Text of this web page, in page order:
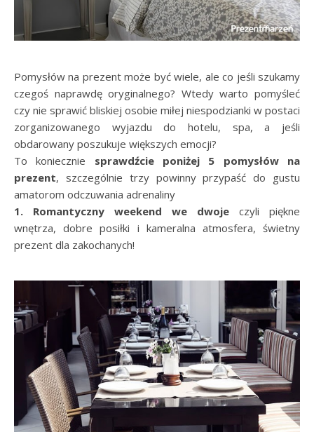
Pomysłów na prezent może być wiele, ale co jeśli szukamy
czegoś naprawdę oryginalnego? Wtedy warto pomyśleć
czy nie sprawić bliskiej osobie miłej niespodzianki w postaci
zorganizowanego wyjazdu do hotelu, spa, a jeśli
obdarowany poszukuje większych emocji?
To koniecznie sprawdźcie poniżej 5 pomysłów na
prezent, szczególnie trzy powinny przypaść do gustu
amatorom odczuwania adrenaliny
1. Romantyczny weekend we dwoje czyli piękne
wnętrza, dobre posiłki i kameralna atmosfera, świetny
prezent dla zakochanych!